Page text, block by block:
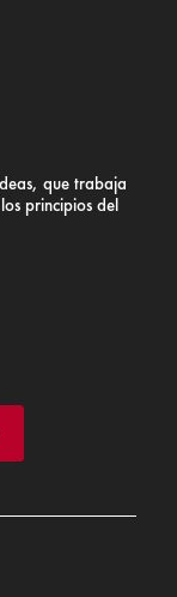
que trabaja
principios del